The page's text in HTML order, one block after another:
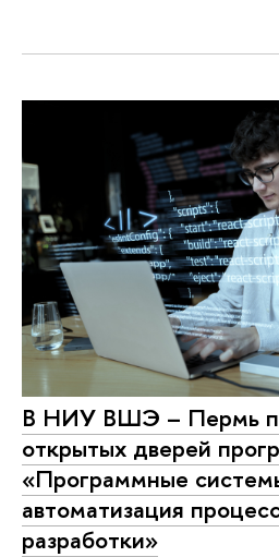
В НИУ ВШЭ – Пермь
открытых дверей
«Программные
автоматизация
разработки»